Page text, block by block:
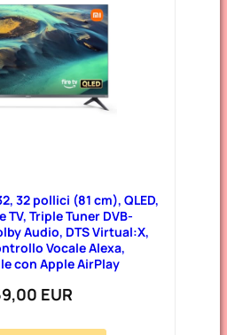
32 pollici (81 cm), QLED,
TV, Triple Tuner DVB-
Audio, DTS Virtual:X,
Vocale Alexa,
con Apple AirPlay
EUR